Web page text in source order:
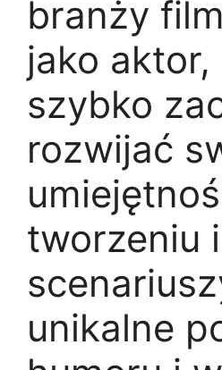
branży
jako aktor,
szybko
rozwijać
tworzeniu
unikalne